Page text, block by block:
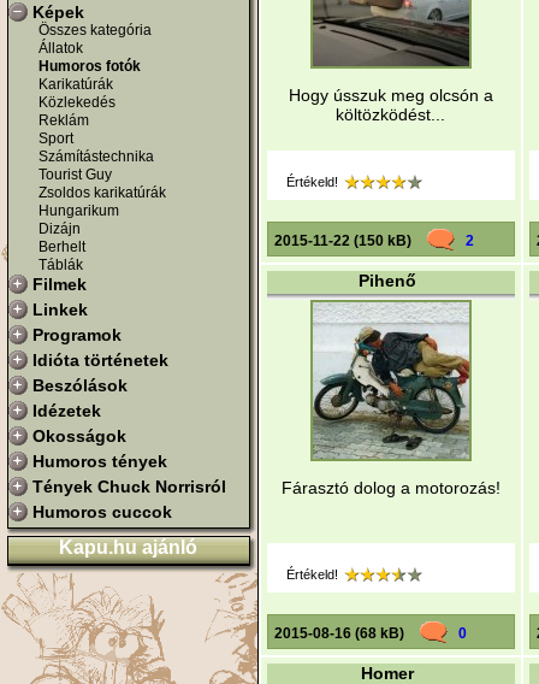
Képek
Összes kategória
Állatok
Humoros fotók
Karikatúrák
Közlekedés
Reklám
Sport
Számítástechnika
Tourist Guy
Zsoldos karikatúrák
Hungarikum
Dizájn
Berhelt
Táblák
Filmek
Linkek
Programok
Idióta történetek
Beszólások
Idézetek
Okosságok
Humoros tények
Tények Chuck Norrisról
Humoros cuccok
Kapu.hu ajánló
Hogy ússzuk meg olcsón a
költözködést...
Értékeld!
2015-11-22 (150 kB) 2
Pihenő
Fárasztó dolog a motorozás!
Értékeld!
2015-08-16 (68 kB) 0
Homer